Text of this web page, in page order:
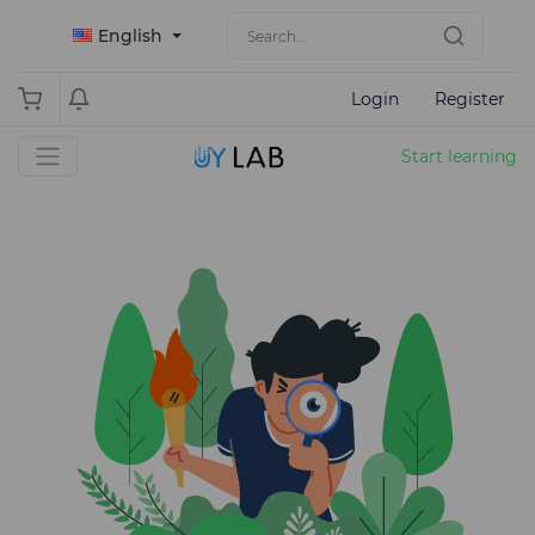
English
Login Register
Start learning